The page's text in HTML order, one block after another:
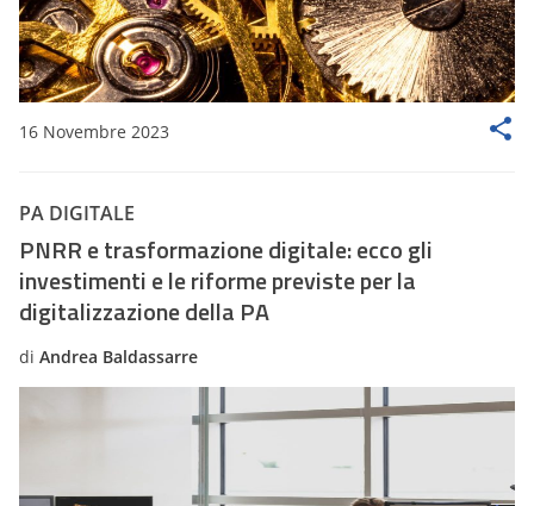
16 Novembre 2023
PA DIGITALE
PNRR e trasformazione digitale: ecco gli
investimenti e le riforme previste per la
digitalizzazione della PA
di Andrea Baldassarre